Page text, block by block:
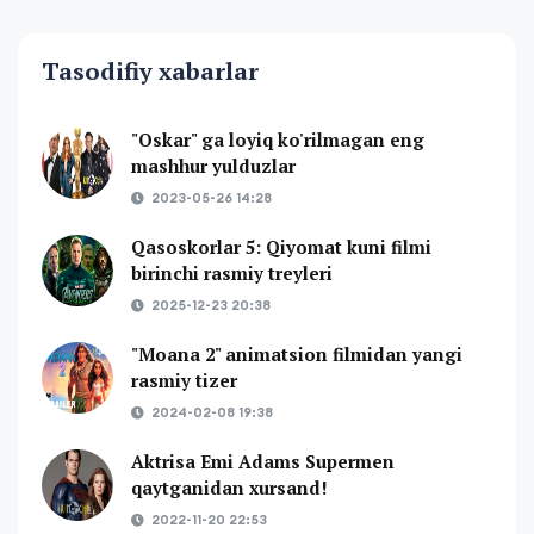
Tasodifiy xabarlar
"Oskar" ga loyiq ko'rilmagan eng
mashhur yulduzlar
2023-05-26 14:28
Qasoskorlar 5: Qiyomat kuni filmi
birinchi rasmiy treyleri
2025-12-23 20:38
"Moana 2" animatsion filmidan yangi
rasmiy tizer
2024-02-08 19:38
Aktrisa Emi Adams Supermen
qaytganidan xursand!
2022-11-20 22:53